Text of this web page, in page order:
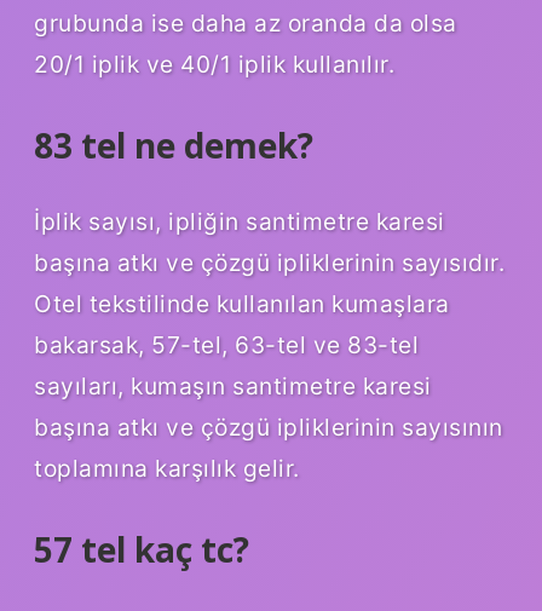
grubunda ise daha az oranda da olsa
20/1 iplik ve 40/1 iplik kullanılır.
83 tel ne demek?
İplik sayısı, ipliğin santimetre karesi
başına atkı ve çözgü ipliklerinin sayısıdır.
Otel tekstilinde kullanılan kumaşlara
bakarsak, 57-tel, 63-tel ve 83-tel
sayıları, kumaşın santimetre karesi
başına atkı ve çözgü ipliklerinin sayısının
toplamına karşılık gelir.
57 tel kaç tc?